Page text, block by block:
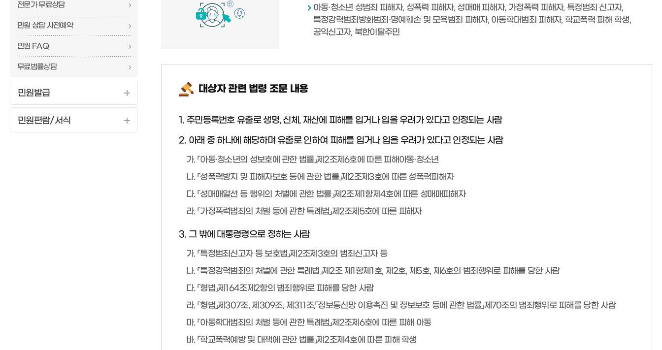
전문가 무료상담
민원 상담 사전예약
민원 FAQ
무료법률상담
민원발급
민원편람/서식
아동·청소년 성범죄 피해자, 성폭력 피해자, 성매매 피해자, 가정폭력 피해자, 특정범죄 신고자,
특정강력범죄방화범죄·명예훼손 및 모욕범죄 피해자, 아동학대범죄 피해자, 학교폭력 피해 학생,
공익신고자, 북한이탈주민
대상자 관련 법령 조문 내용
1. 주민등록번호 유출로 생명, 신체, 재산에 피해를 입거나 입을 우려가 있다고 인정되는 사람
2. 아래 중 하나에 해당하며 유출로 인하여 피해를 입거나 입을 우려가 있다고 인정되는 사람
가. 「아동·청소년의 성보호에 관한 법률」제2조제6호에 따른 피해아동·청소년
나. 「성폭력방지 및 피해자보호 등에 관한 법률」제2조제3호에 따른 성폭력피해자
다. 「성매매알선 등 행위의 처벌에 관한 법률」제2조제1항제4호에 따른 성매매피해자
라. 「가정폭력범죄의 처벌 등에 관한 특례법」제2조제5호에 따른 피해자
3. 그 밖에 대통령령으로 정하는 사람
가. 「특정범죄신고자 등 보호법」제2조제3호의 범죄신고자 등
나. 「특정강력범죄의 처벌에 관한 특례법」제2조 제1항제1호, 제2호, 제5호, 제6호의 범죄행위로 피해를 당한 사람
다. 「형법」제164조제2항의 범죄행위로 피해를 당한 사람
라. 「형법」제307조, 제309조, 제311조,「정보통신망 이용촉진 및 정보보호 등에 관한 법률」제70조의 범죄행위로 피해를 당한 사람
마. 「아동학대범죄의 처벌 등에 관한 특례법」제2조제6호에 따른 피해 아동
바. 「학교폭력예방 및 대책에 관한 법률」제2조제4호에 따른 피해 학생